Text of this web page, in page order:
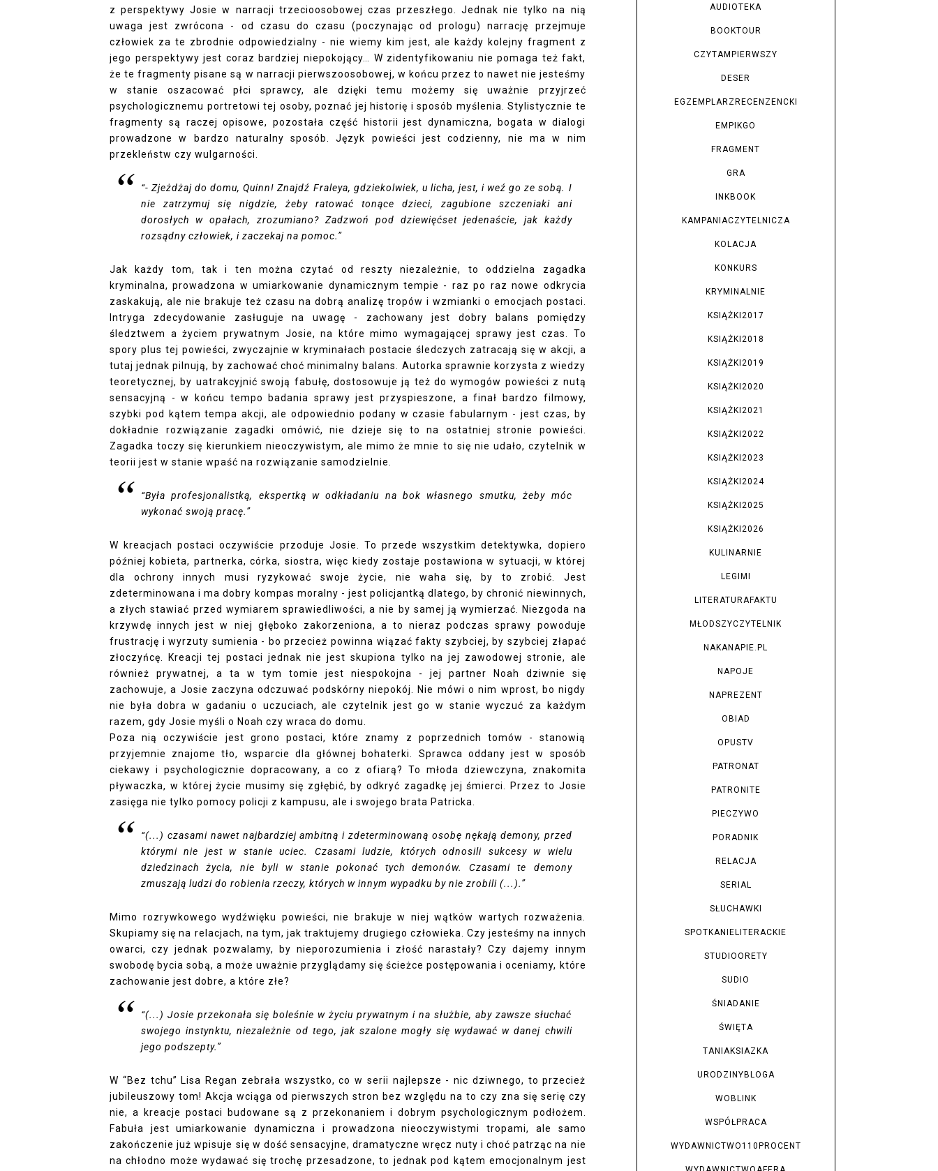
z perspektywy Josie w narracji trzecioosobowej czas przeszłego. Jednak nie tylko na nią
uwaga jest zwrócona - od czasu do czasu (poczynając od prologu) narrację przejmuje
człowiek za te zbrodnie odpowiedzialny - nie wiemy kim jest, ale każdy kolejny fragment z
jego perspektywy jest coraz bardziej niepokojący… W zidentyfikowaniu nie pomaga też fakt,
że te fragmenty pisane są w narracji pierwszoosobowej, w końcu przez to nawet nie jesteśmy
w stanie oszacować płci sprawcy, ale dzięki temu możemy się uważnie przyjrzeć
psychologicznemu portretowi tej osoby, poznać jej historię i sposób myślenia. Stylistycznie te
fragmenty są raczej opisowe, pozostała część historii jest dynamiczna, bogata w dialogi
prowadzone w bardzo naturalny sposób. Język powieści jest codzienny, nie ma w nim
przekleństw czy wulgarności.
“- Zjeżdżaj do domu, Quinn! Znajdź Fraleya, gdziekolwiek, u licha, jest, i weź go ze sobą. I
nie zatrzymuj się nigdzie, żeby ratować tonące dzieci, zagubione szczeniaki ani
dorosłych w opałach, zrozumiano? Zadzwoń pod dziewięćset jedenaście, jak każdy
rozsądny człowiek, i zaczekaj na pomoc.”
Jak każdy tom, tak i ten można czytać od reszty niezależnie, to oddzielna zagadka
kryminalna, prowadzona w umiarkowanie dynamicznym tempie - raz po raz nowe odkrycia
zaskakują, ale nie brakuje też czasu na dobrą analizę tropów i wzmianki o emocjach postaci.
Intryga zdecydowanie zasługuje na uwagę - zachowany jest dobry balans pomiędzy
śledztwem a życiem prywatnym Josie, na które mimo wymagającej sprawy jest czas. To
spory plus tej powieści, zwyczajnie w kryminałach postacie śledczych zatracają się w akcji, a
tutaj jednak pilnują, by zachować choć minimalny balans. Autorka sprawnie korzysta z wiedzy
teoretycznej, by uatrakcyjnić swoją fabułę, dostosowuje ją też do wymogów powieści z nutą
sensacyjną - w końcu tempo badania sprawy jest przyspieszone, a finał bardzo filmowy,
szybki pod kątem tempa akcji, ale odpowiednio podany w czasie fabularnym - jest czas, by
dokładnie rozwiązanie zagadki omówić, nie dzieje się to na ostatniej stronie powieści.
Zagadka toczy się kierunkiem nieoczywistym, ale mimo że mnie to się nie udało, czytelnik w
teorii jest w stanie wpaść na rozwiązanie samodzielnie.
“Była profesjonalistką, ekspertką w odkładaniu na bok własnego smutku, żeby móc
wykonać swoją pracę.”
W kreacjach postaci oczywiście przoduje Josie. To przede wszystkim detektywka, dopiero
później kobieta, partnerka, córka, siostra, więc kiedy zostaje postawiona w sytuacji, w której
dla ochrony innych musi ryzykować swoje życie, nie waha się, by to zrobić. Jest
zdeterminowana i ma dobry kompas moralny - jest policjantką dlatego, by chronić niewinnych,
a złych stawiać przed wymiarem sprawiedliwości, a nie by samej ją wymierzać. Niezgoda na
krzywdę innych jest w niej głęboko zakorzeniona, a to nieraz podczas sprawy powoduje
frustrację i wyrzuty sumienia - bo przecież powinna wiązać fakty szybciej, by szybciej złapać
złoczyńcę. Kreacji tej postaci jednak nie jest skupiona tylko na jej zawodowej stronie, ale
również prywatnej, a ta w tym tomie jest niespokojna - jej partner Noah dziwnie się
zachowuje, a Josie zaczyna odczuwać podskórny niepokój. Nie mówi o nim wprost, bo nigdy
nie była dobra w gadaniu o uczuciach, ale czytelnik jest go w stanie wyczuć za każdym
razem, gdy Josie myśli o Noah czy wraca do domu.
Poza nią oczywiście jest grono postaci, które znamy z poprzednich tomów - stanowią
przyjemnie znajome tło, wsparcie dla głównej bohaterki. Sprawca oddany jest w sposób
ciekawy i psychologicznie dopracowany, a co z ofiarą? To młoda dziewczyna, znakomita
pływaczka, w której życie musimy się zgłębić, by odkryć zagadkę jej śmierci. Przez to Josie
zasięga nie tylko pomocy policji z kampusu, ale i swojego brata Patricka.
“(...) czasami nawet najbardziej ambitną i zdeterminowaną osobę nękają demony, przed
którymi nie jest w stanie uciec. Czasami ludzie, których odnosili sukcesy w wielu
dziedzinach życia, nie byli w stanie pokonać tych demonów. Czasami te demony
zmuszają ludzi do robienia rzeczy, których w innym wypadku by nie zrobili (...).”
Mimo rozrywkowego wydźwięku powieści, nie brakuje w niej wątków wartych rozważenia.
Skupiamy się na relacjach, na tym, jak traktujemy drugiego człowieka. Czy jesteśmy na innych
owarci, czy jednak pozwalamy, by nieporozumienia i złość narastały? Czy dajemy innym
swobodę bycia sobą, a może uważnie przyglądamy się ścieżce postępowania i oceniamy, które
zachowanie jest dobre, a które złe?
“(...) Josie przekonała się boleśnie w życiu prywatnym i na służbie, aby zawsze słuchać
swojego instynktu, niezależnie od tego, jak szalone mogły się wydawać w danej chwili
jego podszepty.”
W “Bez tchu” Lisa Regan zebrała wszystko, co w serii najlepsze - nic dziwnego, to przecież
jubileuszowy tom! Akcja wciąga od pierwszych stron bez względu na to czy zna się serię czy
nie, a kreacje postaci budowane są z przekonaniem i dobrym psychologicznym podłożem.
Fabuła jest umiarkowanie dynamiczna i prowadzona nieoczywistymi tropami, ale samo
zakończenie już wpisuje się w dość sensacyjne, dramatyczne wręcz nuty i choć patrząc na nie
na chłodno może wydawać się trochę przesadzone, to jednak pod kątem emocjonalnym jest
AUDIOTEKA
BOOKTOUR
CZYTAMPIERWSZY
DESER
EGZEMPLARZRECENZENCKI
EMPIKGO
FRAGMENT
GRA
INKBOOK
KAMPANIACZYTELNICZA
KOLACJA
KONKURS
KRYMINALNIE
KSIĄŻKI2017
KSIĄŻKI2018
KSIĄŻKI2019
KSIĄŻKI2020
KSIĄŻKI2021
KSIĄŻKI2022
KSIĄŻKI2023
KSIĄŻKI2024
KSIĄŻKI2025
KSIĄŻKI2026
KULINARNIE
LEGIMI
LITERATURAFAKTU
MŁODSZYCZYTELNIK
NAKANAPIE.PL
NAPOJE
NAPREZENT
OBIAD
OPUSTV
PATRONAT
PATRONITE
PIECZYWO
PORADNIK
RELACJA
SERIAL
SŁUCHAWKI
SPOTKANIELITERACKIE
STUDIOORETY
SUDIO
ŚNIADANIE
ŚWIĘTA
TANIAKSIAZKA
URODZINYBLOGA
WOBLINK
WSPÓŁPRACA
WYDAWNICTWO110PROCENT